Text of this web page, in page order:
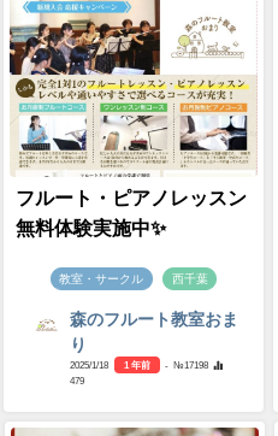
フルート・ピアノレッスン
無料体験実施中✨
教室・サークル 西千葉
森のフルート教室おま
り
2025/1/18 1 年前
- №17198
479